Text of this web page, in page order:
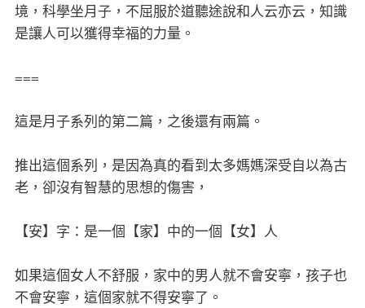
境，科學坐月子，不屈服於道聽途說和人云亦云，知識
是讓人可以獲得幸福的力量。
===
這是月子系列的第二篇，之後還有兩篇。
推出這個系列，是因為真的看到太多媽媽深受自以為古
老，卻沒有智慧的思想的傷害，
【安】字：是一個【家】中的一個【女】人
如果這個女人不舒服，家中的男人就不會安寧，孩子也
不會安寧，這個家就不得安寧了。